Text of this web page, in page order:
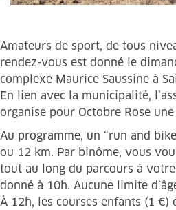
Amateurs de sport, de tous
rendez-vous est donné le
complexe Maurice Saussine à
En lien avec la municipalité,
organise pour Octobre Rose
Au programme, un “run and
ou 12 km. Par binôme, vous
tout au long du parcours à
donné à 10h. Aucune limite
À 12h, les courses enfants (1 €)